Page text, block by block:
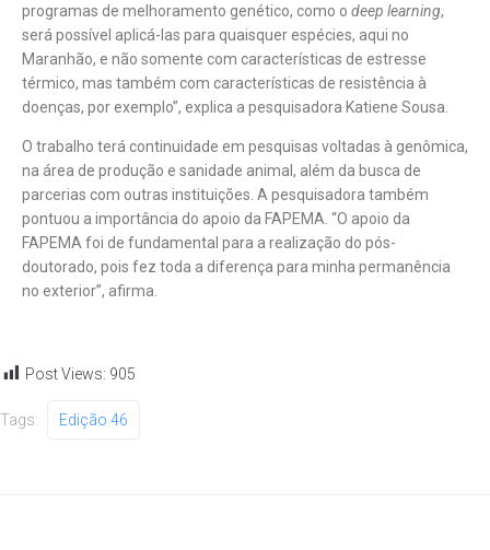
programas de melhoramento genético, como o deep learning,
será possível aplicá-las para quaisquer espécies, aqui no
Maranhão, e não somente com características de estresse
térmico, mas também com características de resistência à
doenças, por exemplo”, explica a pesquisadora Katiene Sousa.
O trabalho terá continuidade em pesquisas voltadas à genômica,
na área de produção e sanidade animal, além da busca de
parcerias com outras instituições. A pesquisadora também
pontuou a importância do apoio da FAPEMA. “O apoio da
FAPEMA foi de fundamental para a realização do pós-
doutorado, pois fez toda a diferença para minha permanência
no exterior”, afirma.
Post Views: 905
Tags: Edição 46